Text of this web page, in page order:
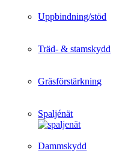
Uppbindning/stöd
Träd- & stamskydd
Gräsförstärkning
Spaljénät
Dammskydd